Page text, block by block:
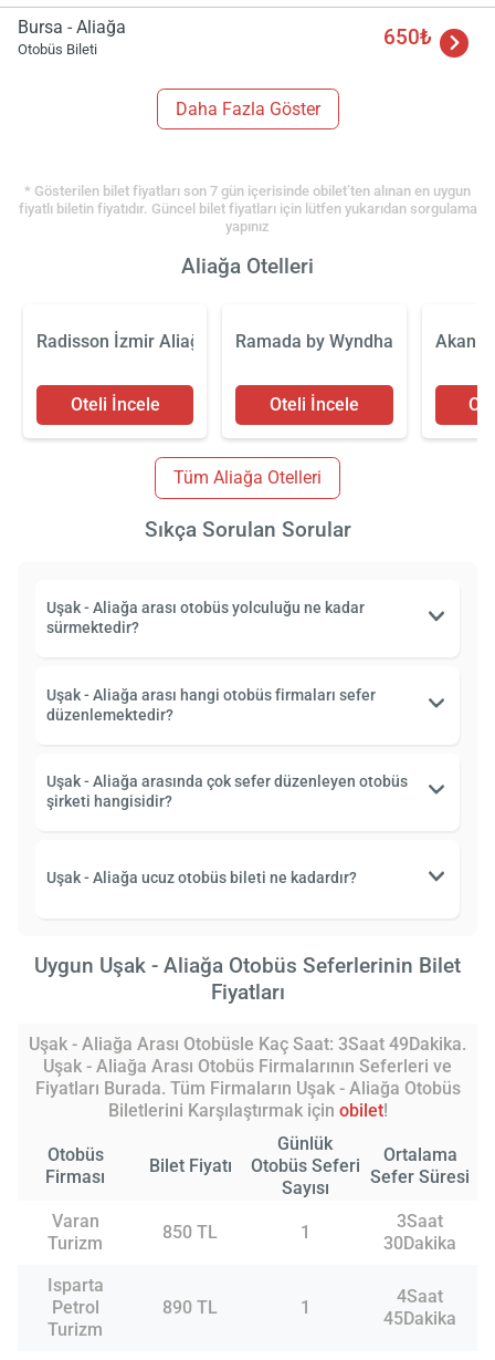
Bursa - Aliağa
Otobüs Bileti 650₺
Daha Fazla Göster
* Gösterilen bilet fiyatları son 7 gün içerisinde obilet’ten alınan en uygun
fiyatlı biletin fiyatıdır. Güncel bilet fiyatları için lütfen yukarıdan sorgulama
yapınız
Aliağa Otelleri
Radisson İzmir Aliağa
Oteli İncele
Ramada by Wyndham İzmir
Oteli İncele
Akan
Tüm Aliağa Otelleri
Sıkça Sorulan Sorular
Uşak - Aliağa arası otobüs yolculuğu ne kadar
sürmektedir?
Uşak - Aliağa arası hangi otobüs firmaları sefer
düzenlemektedir?
Uşak - Aliağa arasında çok sefer düzenleyen otobüs
şirketi hangisidir?
Uşak - Aliağa ucuz otobüs bileti ne kadardır?
Uygun Uşak - Aliağa Otobüs Seferlerinin Bilet
Fiyatları
Uşak - Aliağa Arası Otobüsle Kaç Saat: 3Saat 49Dakika.
Uşak - Aliağa Arası Otobüs Firmalarının Seferleri ve
Fiyatları Burada. Tüm Firmaların Uşak - Aliağa Otobüs
Biletlerini Karşılaştırmak için obilet!
Otobüs
Firması
Bilet Fiyatı
Günlük
Otobüs Seferi
Sayısı
Ortalama
Sefer Süresi
Varan
Turizm
850 TL 1
3Saat
30Dakika
Isparta
Petrol
Turizm
890 TL 1
4Saat
45Dakika